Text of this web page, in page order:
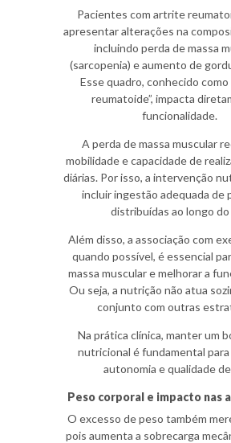
Pacientes com artrite
apresentar alterações na
incluindo perda de massa
(sarcopenia) e aumento de
Esse quadro, conhecido como
reumatoide”, impacta
funcionalidade.
A perda de massa muscular
mobilidade e capacidade de
diárias. Por isso, a intervenção
incluir ingestão adequada de
distribuídas ao longo do
Além disso, a associação com
quando possível, é essencial
massa muscular e melhorar a
Ou seja, a nutrição não atua
conjunto com outras
Na prática clínica, manter um
nutricional é fundamental
autonomia e qualidade
Peso corporal e impacto nas
O excesso de peso também
pois aumenta a sobrecarga